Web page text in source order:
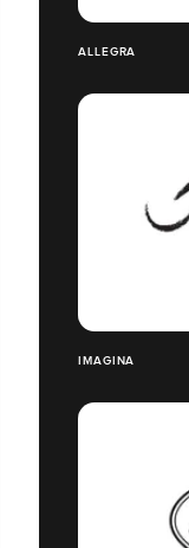
ALLEGRA
IMAGINA